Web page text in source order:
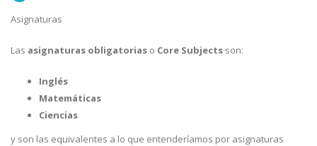
Asignaturas
Las asignaturas obligatorias o Core Subjects son:
Inglés
Matemáticas
Ciencias
y son las equivalentes a lo que entenderíamos por asignaturas